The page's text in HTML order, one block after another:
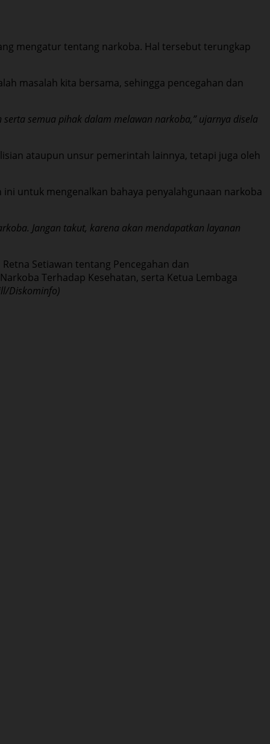
mengatur tentang narkoba. Hal tersebut terungkap
masalah kita bersama, sehingga pencegahan dan
semua pihak dalam melawan narkoba,” ujarnya disela
ataupun unsur pemerintah lainnya, tetapi juga oleh
untuk mengenalkan bahaya penyalahgunaan narkoba
Jangan takut, karena akan mendapatkan layanan
Setiawan tentang Pencegahan dan
Terhadap Kesehatan, serta Ketua Lembaga
Diskominfo)